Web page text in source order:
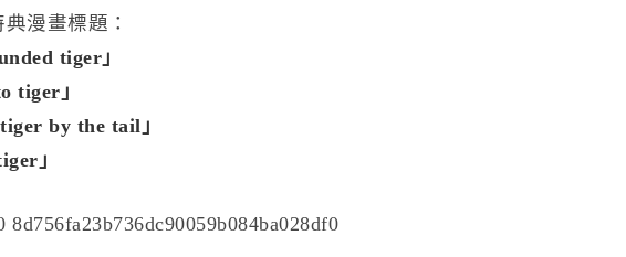
漫畫標題：
tiger」
tiger」
by the tail」
」